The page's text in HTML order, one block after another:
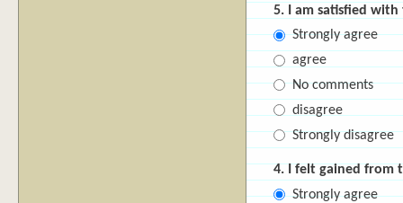
5. I am satisfied
Strongly agree
agree
No comments
disagree
Strongly disagree
4. I felt gained from
Strongly agree